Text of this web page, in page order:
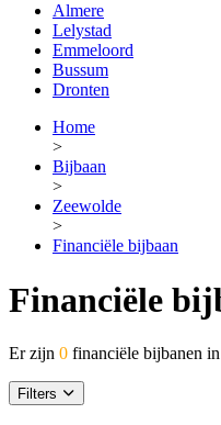
Almere
Lelystad
Emmeloord
Bussum
Dronten
Home
>
Bijbaan
>
Zeewolde
>
Financiële bijbaan
Financiële
Er zijn 0 financiële bijbanen
Filters